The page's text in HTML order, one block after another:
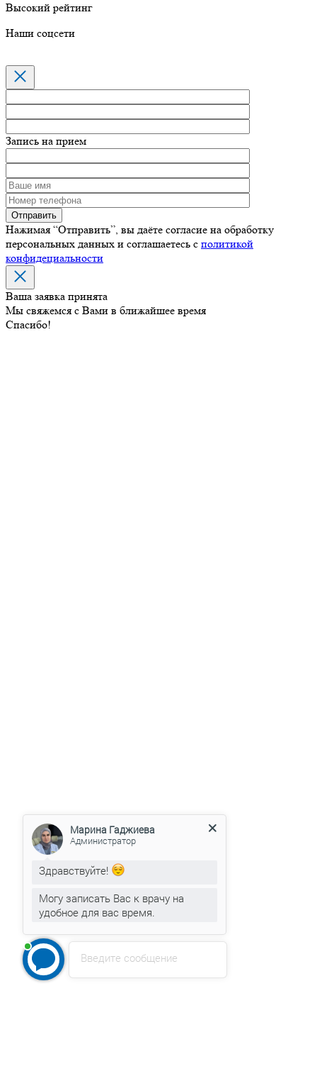
Высокий рейтинг
Наши соцсети
Запись на прием
Нажимая “Отправить”, вы даёте согласие на обработку
персональных данных и соглашаетесь с политикой
конфидециальности
Ваша заявка принята
Мы свяжемся с Вами в ближайшее время
Спасибо!
Введите сообщение
Марина Гаджиева
Администратор
Здравствуйте!
удобное для вас время.
Марина Гаджиевапечатает...